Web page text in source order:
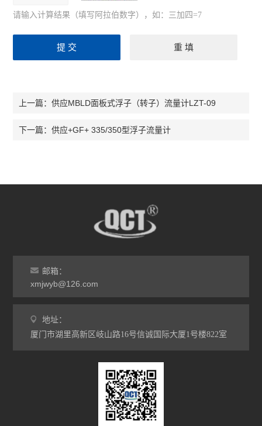
请输入计算结果（填写阿拉伯数字），如：三加四=7
上一篇：供应MBLD面板式浮子（转子）流量计LZT-09
下一篇：供应+GF+ 335/350型浮子流量计
邮箱：
xmjwyb@126.com
地址：
厦门市湖里高新区岐山路16号信诚国际大厦1号楼822室